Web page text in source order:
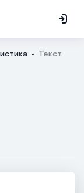
Текст